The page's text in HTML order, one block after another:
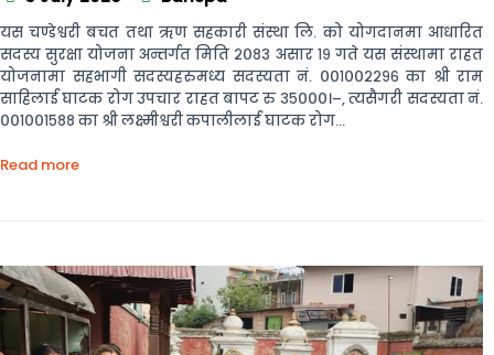
यस चण्डेश्वरी बचत तथा ऋण सहकारी संस्था लि. को योगदानमा आधारित
सदस्य सुरक्षा योजना अन्तर्गत मिति २०८३ असार १९ गते यस संंस्थामा राहत
योजनामा सहभागी सदस्यहरुमध्य सदस्यता नं. ००१००२२९६ का श्री राम
साहिलाई घाटक रोग उपचार राहत बापट रु ३५०००।–, त्यसैगरी सदस्यता नं.
००१००१५८८ का श्री लक्ष्मीश्वरी कपालीलाई घाटक रोग...
Read more